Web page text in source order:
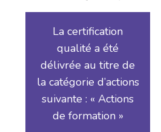
La certification
qualité a été
délivrée au titre de
la catégorie d’actions
suivante : « Actions
de formation »